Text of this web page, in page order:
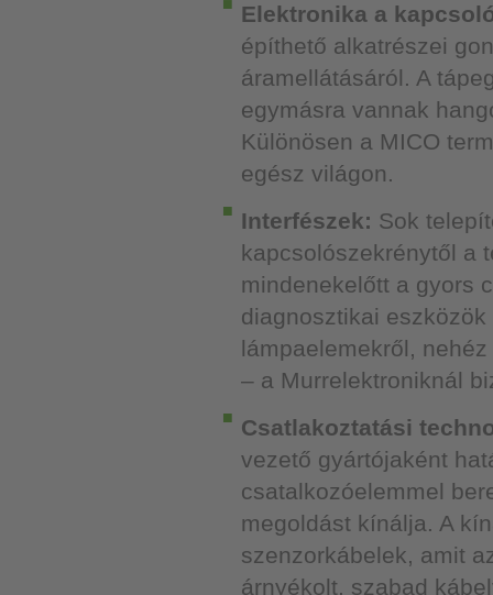
Elektronika a
építhető alkatrészei
áramellátásáról. A
egymásra vannak
Különösen a MICO
egész világon.
Interfészek: Sok
kapcsolószekrénytől a
mindenekelőtt a gyors
diagnosztikai
lámpaelemekről,
– a Murrelektroniknál
Csatlakoztatási
vezető gyártójaként
csatalkozóelemmel
megoldást kínálja. A
szenzorkábelek, amit
árnyékolt, szabad